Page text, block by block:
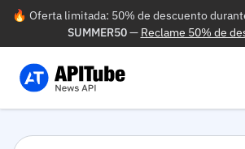
🔥 Oferta limitada: 50% de descuento
SUMMER50— Reclame 50% de